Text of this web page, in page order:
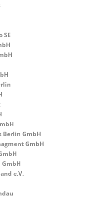
SE
Berlin GmbH
GmbH
e.V.